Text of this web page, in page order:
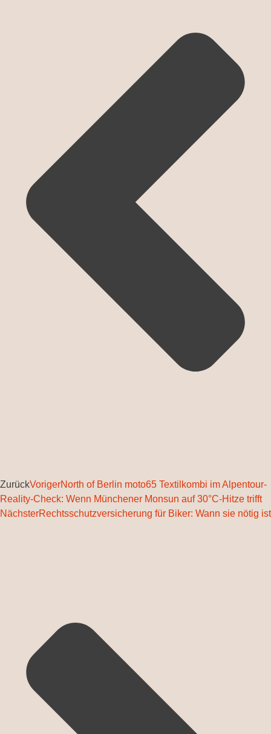
ZurückVorigerNorth of Berlin moto65 Textilkombi im Alpentour-
Reality-Check: Wenn Münchener Monsun auf 30°C-Hitze trifft
NächsterRechtsschutzversicherung für Biker: Wann sie nötig ist